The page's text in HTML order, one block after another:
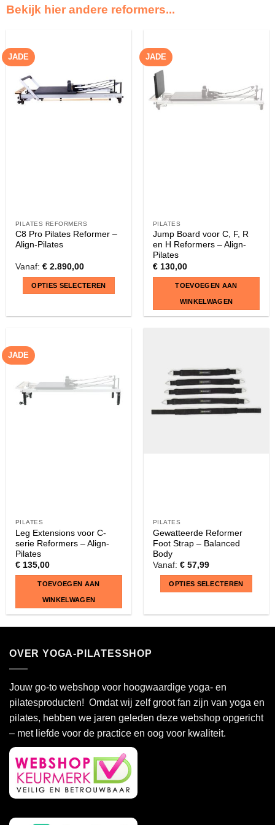
Bekijk hier andere reformers...
JADE
PILATES REFORMERS
C8 Pro Pilates Reformer –
Align-Pilates
Vanaf: €2.890,00
OPTIES SELECTEREN
heeft
meerdere
Deze
optie
JADE
PILATES
Jump Board voor C, F, R
en H Reformers – Align-
Pilates
€130,00
TOEVOEGEN AAN
WINKELWAGEN
JADE
PILATES
Leg Extensions voor C-
serie Reformers – Align-
Pilates
€135,00
TOEVOEGEN AAN
WINKELWAGEN
PILATES
Gewatteerde Reformer
Foot Strap – Balanced
Body
Vanaf: €57,99
OPTIES SELECTEREN
Deze
kan
gekozen
worden
OVER YOGA-PILATESSHOP
Jouw go-to webshop voor hoogwaardige yoga- en
pilatesproducten! Omdat wij zelf groot fan zijn van yoga en
pilates, hebben we jaren geleden deze webshop opgericht
– met liefde voor de practice en oog voor kwaliteit.